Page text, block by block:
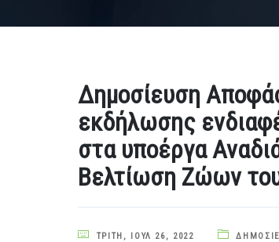
Δημοσίευση
εκδήλωσης
στα υποέργα
Βελτίωση Ζώων
ΤΡΊΤΗ, ΙΟΎΛ 26, 2022